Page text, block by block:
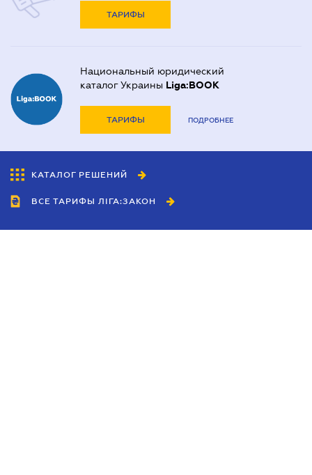
ТАРИФЫ
Национальный юридический
каталог Украины Liga:BOOK
ТАРИФЫ ПОДРОБНЕЕ
КАТАЛОГ РЕШЕНИЙ
ВСЕ ТАРИФЫ ЛІГА:ЗАКОН